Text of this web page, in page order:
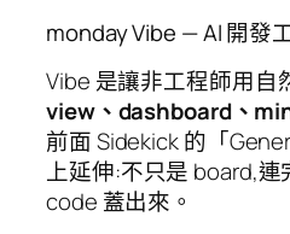
monday Vibe — AI 開發
Vibe 是讓非工程師用自
view、dashboard、
前面 Sidekick 的「
上延伸:不只是 board,連
code 蓋出來。